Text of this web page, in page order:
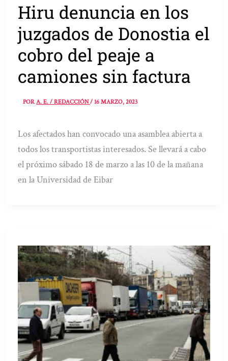
Hiru denuncia en los
juzgados de Donostia el
cobro del peaje a
camiones sin factura
PORA. E. / REDACCIÓN/16 MARZO, 2023
Los afectados han convocado una asamblea abierta a
todos los transportistas interesados. Se llevará a cabo
el próximo sábado 18 de marzo a las 10 de la mañana
en la Universidad de Eibar